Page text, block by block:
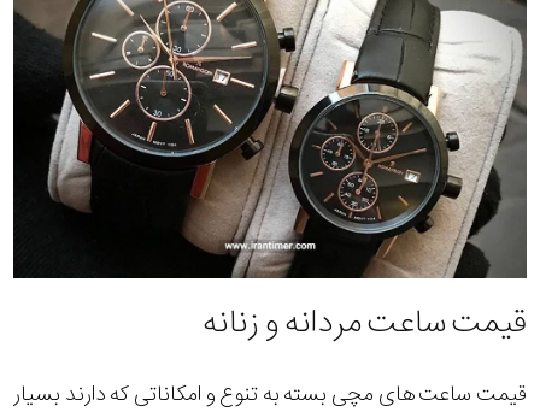
قیمت ساعت مردانه و زنانه
قیمت ساعت های مچی بسته به تنوع و امکاناتی که دارند بسیار